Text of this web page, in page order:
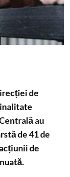
de
au
de 41 de
de